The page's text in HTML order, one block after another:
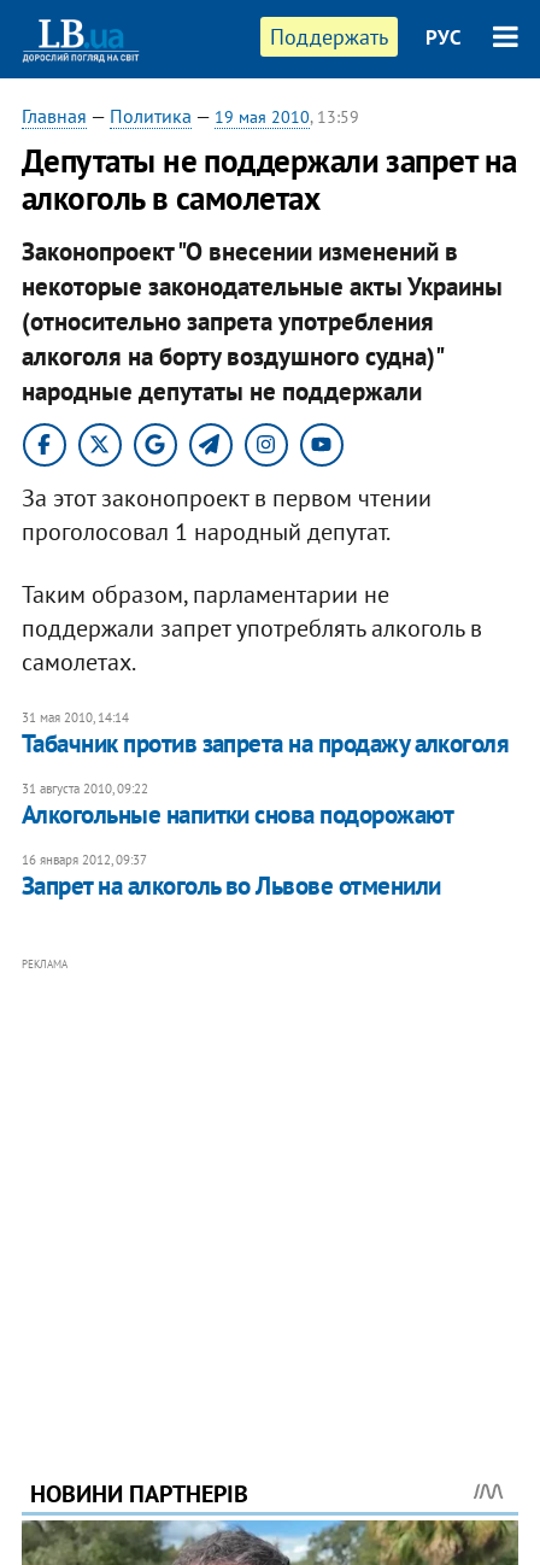
Поддержать РУС
Главная — Политика — 19 мая 2010, 13:59
Депутаты не поддержали запрет на
алкоголь в самолетах
Законопроект "О внесении изменений в
некоторые законодательные акты Украины
(относительно запрета употребления
алкоголя на борту воздушного судна)"
народные депутаты не поддержали
За этот законопроект в первом чтении
проголосовал 1 народный депутат.
Таким образом, парламентарии не
поддержали запрет употреблять алкоголь в
самолетах.
31 мая 2010, 14:14
Табачник против запрета на продажу алкоголя
31 августа 2010, 09:22
Алкогольные напитки снова подорожают
16 января 2012, 09:37
Запрет на алкоголь во Львове отменили
РЕКЛАМА